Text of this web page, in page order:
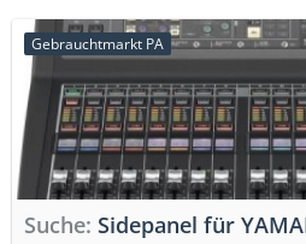
Gebrauchtmarkt PA
Suche Sidepanel für